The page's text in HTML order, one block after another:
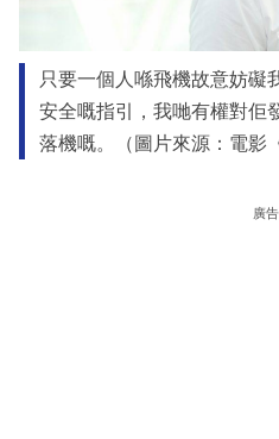
只要一個人喺飛機故意妨礙
安全嘅指引，我哋有權對佢
落機嘅。（圖片來源：電影
廣告